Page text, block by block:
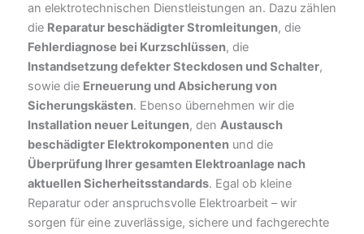
an elektrotechnischen Dienstleistungen an. Dazu zählen
die Reparatur beschädigter Stromleitungen, die
Fehlerdiagnose bei Kurzschlüssen, die
Instandsetzung defekter Steckdosen und Schalter,
sowie die Erneuerung und Absicherung von
Sicherungskästen. Ebenso übernehmen wir die
Installation neuer Leitungen, den Austausch
beschädigter Elektrokomponenten und die
Überprüfung Ihrer gesamten Elektroanlage nach
aktuellen Sicherheitsstandards. Egal ob kleine
Reparatur oder anspruchsvolle Elektroarbeit – wir
sorgen für eine zuverlässige, sichere und fachgerechte